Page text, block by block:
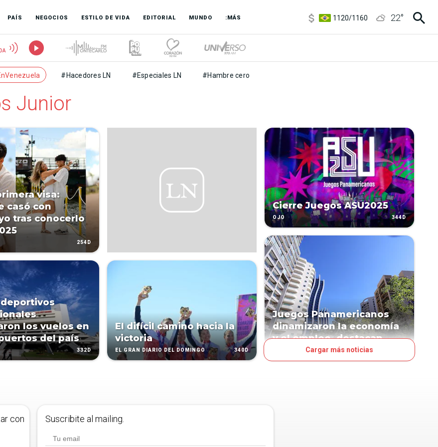
PAÍS NEGOCIOS ESTILO DE VIDA EDITORIAL MUNDO :MÁS
1120/1160
22°
#Hacedores LN #Especiales LN #Hambre cero
Junior
visa:
casó con
tras conocerlo
254D
los vuelos en
del país
332D
El difícil camino hacia la
victoria
EL GRAN DIARIO DEL DOMINGO 340D
Cierre Juegos ASU2025
OJO 344D
Juegos Panamericanos
dinamizaron la economía
y el empleo, destacan
Cargar más noticias
con
Suscribite al mailing.